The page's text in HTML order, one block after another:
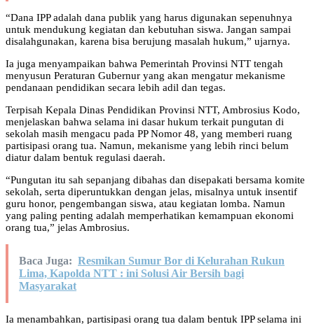
“Dana IPP adalah dana publik yang harus digunakan sepenuhnya
untuk mendukung kegiatan dan kebutuhan siswa. Jangan sampai
disalahgunakan, karena bisa berujung masalah hukum,” ujarnya.
Ia juga menyampaikan bahwa Pemerintah Provinsi NTT tengah
menyusun Peraturan Gubernur yang akan mengatur mekanisme
pendanaan pendidikan secara lebih adil dan tegas.
Terpisah Kepala Dinas Pendidikan Provinsi NTT, Ambrosius Kodo,
menjelaskan bahwa selama ini dasar hukum terkait pungutan di
sekolah masih mengacu pada PP Nomor 48, yang memberi ruang
partisipasi orang tua. Namun, mekanisme yang lebih rinci belum
diatur dalam bentuk regulasi daerah.
“Pungutan itu sah sepanjang dibahas dan disepakati bersama komite
sekolah, serta diperuntukkan dengan jelas, misalnya untuk insentif
guru honor, pengembangan siswa, atau kegiatan lomba. Namun
yang paling penting adalah memperhatikan kemampuan ekonomi
orang tua,” jelas Ambrosius.
Baca Juga: Resmikan Sumur Bor di Kelurahan Rukun
Lima, Kapolda NTT : ini Solusi Air Bersih bagi
Masyarakat
Ia menambahkan, partisipasi orang tua dalam bentuk IPP selama ini